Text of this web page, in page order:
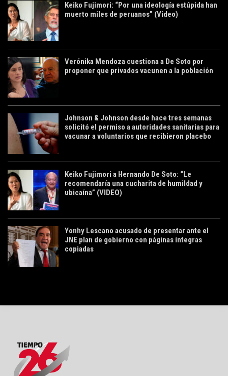
Keiko Fujimori: “Por una ideología estúpida han
muerto miles de peruanos” (Video)
Verónika Mendoza cuestiona a De Soto por
proponer que privados vacunen a la población
Johnson & Johnson desde hace tres semanas
solicitó el permiso a autoridades sanitarias para
vacunar a voluntarios que recibieron placebo
Keiko Fujimori a Hernando De Soto: “Le
recomendaría una cucharita de humildad y
ubicaína” (VIDEO)
Yonhy Lescano acusado de presentar ante el
JNE plan de gobierno con páginas íntegras
copiadas